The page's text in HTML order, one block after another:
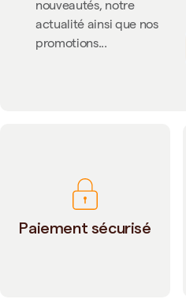
nouveautés, notre
actualité ainsi que nos
promotions...
Paiement sécurisé